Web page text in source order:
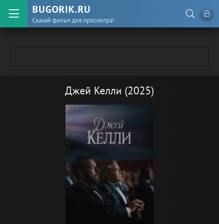
BUGORIK.RU
Скачай фильм для просмотра!
Джей Келли (2025)